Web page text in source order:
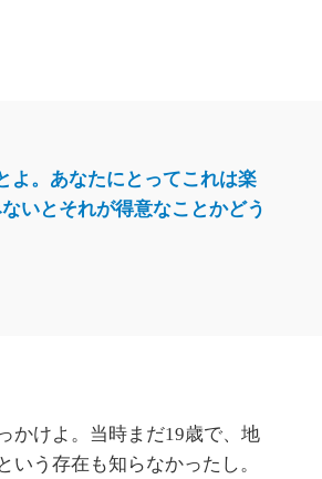
よ。あなたにとってこれは楽
いとそれが得意なことかどう
かけよ。当時まだ19歳で、地
う存在も知らなかったし。